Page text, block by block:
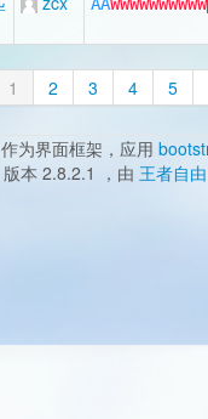
1 2 3 4 5
作为界面框架，应用
本 2.8.2.1 ，由 王者自由